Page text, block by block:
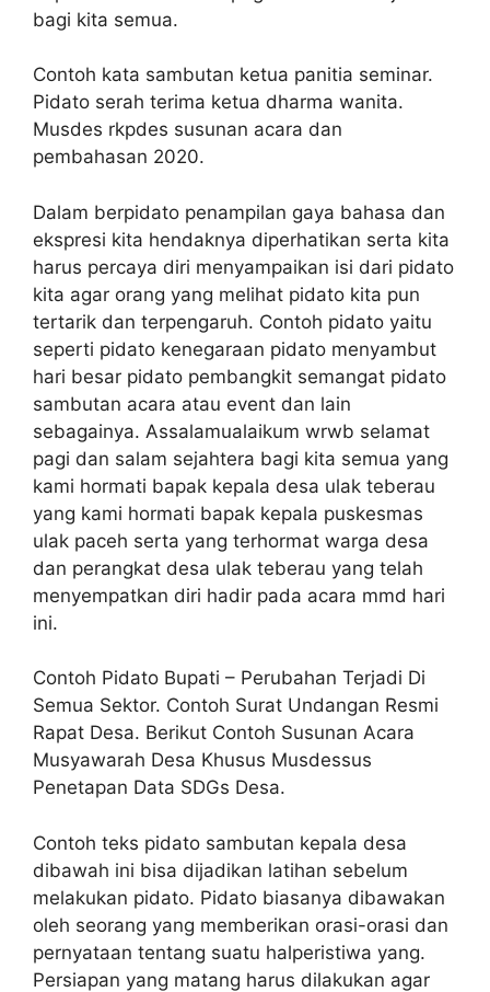
bagi kita semua.
Contoh kata sambutan ketua panitia seminar.
Pidato serah terima ketua dharma wanita.
Musdes rkpdes susunan acara dan
pembahasan 2020.
Dalam berpidato penampilan gaya bahasa dan
ekspresi kita hendaknya diperhatikan serta kita
harus percaya diri menyampaikan isi dari pidato
kita agar orang yang melihat pidato kita pun
tertarik dan terpengaruh. Contoh pidato yaitu
seperti pidato kenegaraan pidato menyambut
hari besar pidato pembangkit semangat pidato
sambutan acara atau event dan lain
sebagainya. Assalamualaikum wrwb selamat
pagi dan salam sejahtera bagi kita semua yang
kami hormati bapak kepala desa ulak teberau
yang kami hormati bapak kepala puskesmas
ulak paceh serta yang terhormat warga desa
dan perangkat desa ulak teberau yang telah
menyempatkan diri hadir pada acara mmd hari
ini.
Contoh Pidato Bupati – Perubahan Terjadi Di
Semua Sektor. Contoh Surat Undangan Resmi
Rapat Desa. Berikut Contoh Susunan Acara
Musyawarah Desa Khusus Musdessus
Penetapan Data SDGs Desa.
Contoh teks pidato sambutan kepala desa
dibawah ini bisa dijadikan latihan sebelum
melakukan pidato. Pidato biasanya dibawakan
oleh seorang yang memberikan orasi-orasi dan
pernyataan tentang suatu halperistiwa yang.
Persiapan yang matang harus dilakukan agar